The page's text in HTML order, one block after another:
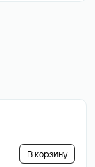
В корзину